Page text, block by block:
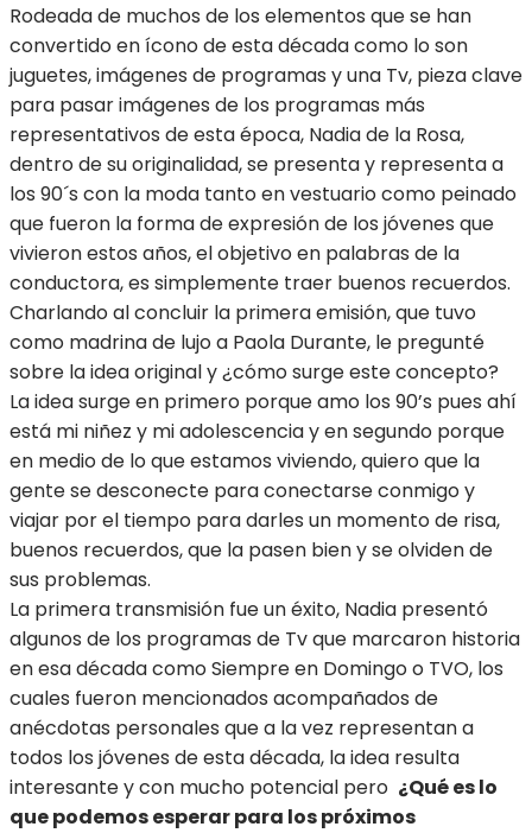
Rodeada de muchos de los elementos que se han
convertido en ícono de esta década como lo son
juguetes, imágenes de programas y una Tv, pieza clave
para pasar imágenes de los programas más
representativos de esta época, Nadia de la Rosa,
dentro de su originalidad, se presenta y representa a
los 90´s con la moda tanto en vestuario como peinado
que fueron la forma de expresión de los jóvenes que
vivieron estos años, el objetivo en palabras de la
conductora, es simplemente traer buenos recuerdos.
Charlando al concluir la primera emisión, que tuvo
como madrina de lujo a Paola Durante, le pregunté
sobre la idea original y ¿cómo surge este concepto?
La idea surge en primero porque amo los 90’s pues ahí
está mi niñez y mi adolescencia y en segundo porque
en medio de lo que estamos viviendo, quiero que la
gente se desconecte para conectarse conmigo y
viajar por el tiempo para darles un momento de risa,
buenos recuerdos, que la pasen bien y se olviden de
sus problemas.
La primera transmisión fue un éxito, Nadia presentó
algunos de los programas de Tv que marcaron historia
en esa década como Siempre en Domingo o TVO, los
cuales fueron mencionados acompañados de
anécdotas personales que a la vez representan a
todos los jóvenes de esta década, la idea resulta
interesante y con mucho potencial pero ¿Qué es lo
que podemos esperar para los próximos